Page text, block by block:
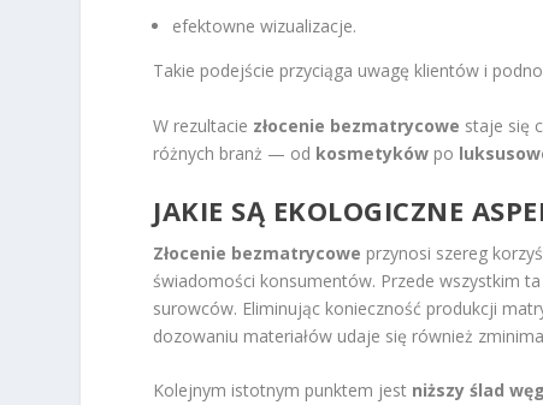
efektowne wizualizacje.
Takie podejście przyciąga uwagę klientów i
W rezultacie złocenie bezmatrycowe staje się
różnych branż — od kosmetyków po
JAKIE SĄ EKOLOGICZNE
Złocenie bezmatrycowe przynosi szereg
świadomości konsumentów. Przede wszystkim
surowców. Eliminując konieczność produkcji
dozowaniu materiałów udaje się również
Kolejnym istotnym punktem jest niższy ślad